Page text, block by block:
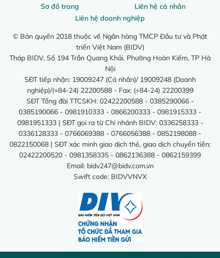
Sơ đồ trang
Liên hệ cá nhân
Liên hệ doanh nghiệp
© Bản quyền 2018 thuộc về Ngân hàng TMCP Đầu tư và Phát
triển Việt Nam (BIDV)
Tháp BIDV, Số 194 Trần Quang Khải, Phường Hoàn Kiếm, TP Hà
Nội
SĐT tiếp nhận: 19009247 (Cá nhân)/ 19009248 (Doanh
nghiệp)/(+84-24) 22200588 - Fax: (+84-24) 22200399
SĐT Tổng đài TTCSKH: 02422200588 - 0385290066 -
0385190066 - 0981910333 - 0866200333 - 0981915333 -
0981951333 | SĐT gọi ra từ Chi nhánh BIDV: 0336258333 -
0336128333 - 0766069388 - 0766056388 - 0852198088 -
0822150068 | SĐT xác minh giao dịch thẻ, giao dịch chuyển tiền:
02422200520 - 0981358335 - 0862136388 - 0862159399
Email: bidv247@bidv.com.vn
Swift code: BIDVVNVX